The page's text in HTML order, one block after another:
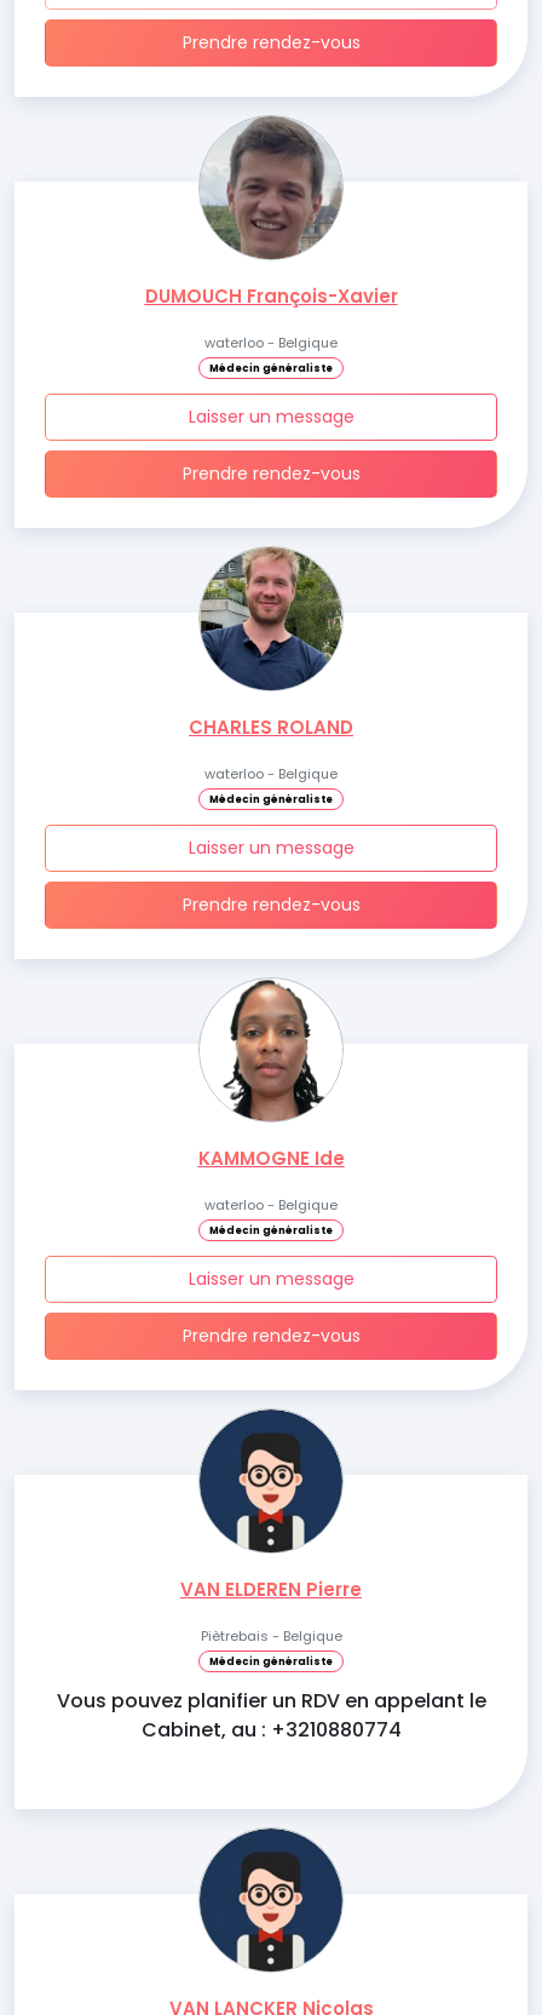
Prendre rendez-vous
DUMOUCH François-Xavier
waterloo - Belgique
Médecin généraliste
Laisser un message
Prendre rendez-vous
CHARLES ROLAND
waterloo - Belgique
Médecin généraliste
Laisser un message
Prendre rendez-vous
KAMMOGNE Ide
waterloo - Belgique
Médecin généraliste
Laisser un message
Prendre rendez-vous
VAN ELDEREN Pierre
Piètrebais - Belgique
Médecin généraliste
Vous pouvez planifier un RDV en appelant le
Cabinet, au : +3210880774
VAN LANCKER Nicolas